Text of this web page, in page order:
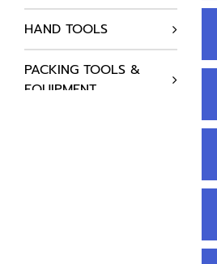
HAND TOOLS
PACKING TOOLS &
EQUIPMENT